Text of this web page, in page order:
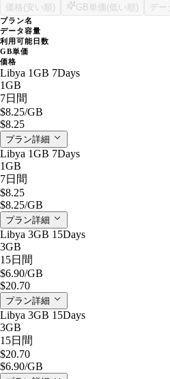
価格(安い順) GB単価(低い順) デー
プラン名
データ容量
利用可能日数
GB単価
価格
Libya 1GB 7Days
1GB
7日間
$8.25/GB
$8.25
プラン詳細
Libya 1GB 7Days
1GB
7日間
$8.25
$8.25/GB
プラン詳細
Libya 3GB 15Days
3GB
15日間
$6.90/GB
$20.70
プラン詳細
Libya 3GB 15Days
3GB
15日間
$20.70
$6.90/GB